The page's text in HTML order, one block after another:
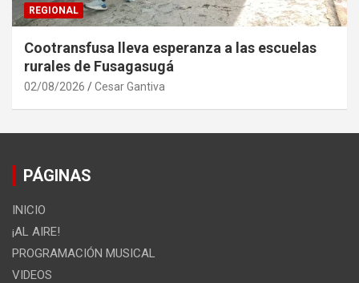
REGIONAL
Cootransfusa lleva esperanza a las escuelas
rurales de Fusagasugá
02/08/2026 Cesar Gantiva
PÁGINAS
INICIO
¡AL AIRE!
PROGRAMACIÓN MUSICAL
VIDEOS